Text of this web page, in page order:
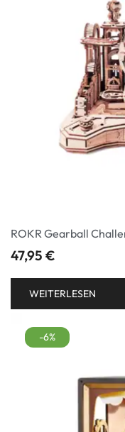
ROKR Gearball
47,95 €
WEITERLESEN
-6%